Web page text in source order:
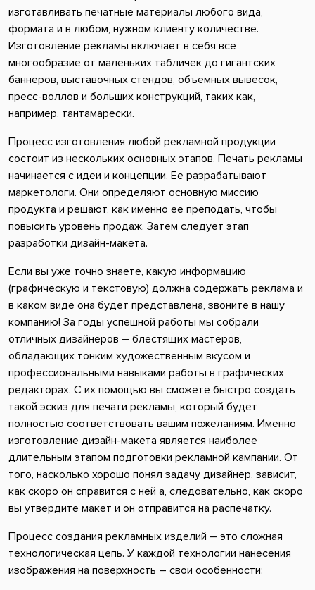
изготавливать печатные материалы любого вида,
формата и в любом, нужном клиенту количестве.
Изготовление рекламы включает в себя все
многообразие от маленьких табличек до гигантских
баннеров, выставочных стендов, объемных вывесок,
пресс-воллов и больших конструкций, таких как,
например, тантамарески.
Процесс изготовления любой рекламной продукции
состоит из нескольких основных этапов. Печать рекламы
начинается с идеи и концепции. Ее разрабатывают
маркетологи. Они определяют основную миссию
продукта и решают, как именно ее преподать, чтобы
повысить уровень продаж. Затем следует этап
разработки дизайн-макета.
Если вы уже точно знаете, какую информацию
(графическую и текстовую) должна содержать реклама и
в каком виде она будет представлена, звоните в нашу
компанию! За годы успешной работы мы собрали
отличных дизайнеров – блестящих мастеров,
обладающих тонким художественным вкусом и
профессиональными навыками работы в графических
редакторах. С их помощью вы сможете быстро создать
такой эскиз для печати рекламы, который будет
полностью соответствовать вашим пожеланиям. Именно
изготовление дизайн-макета является наиболее
длительным этапом подготовки рекламной кампании. От
того, насколько хорошо понял задачу дизайнер, зависит,
как скоро он справится с ней а, следовательно, как скоро
вы утвердите макет и он отправится на распечатку.
Процесс создания рекламных изделий – это сложная
технологическая цепь. У каждой технологии нанесения
изображения на поверхность – свои особенности: